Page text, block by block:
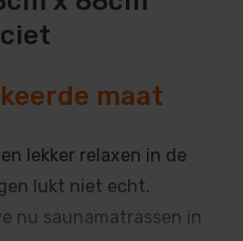
maat
lekker relaxen in de
lukt niet echt.
nu saunamatrassen in